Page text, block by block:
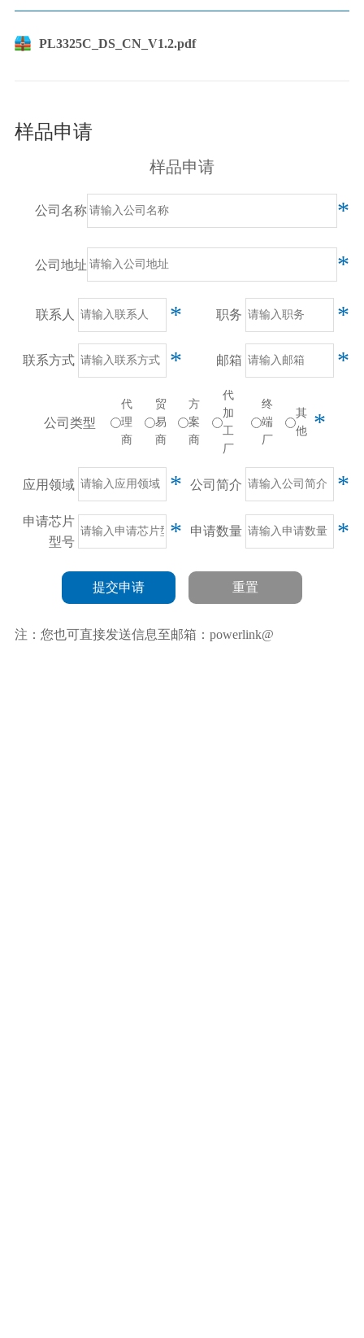
PL3325C_DS_CN_V1.2.pdf
样品申请
样品申请
公司名称 *
公司地址 *
联系人 * 职务 *
联系方式 * 邮箱 *
公司类型
代
理
商
贸
易
商
方
案
商
代
加
工
厂
终
端
厂
其
他
*
应用领域 * 公司简介 *
申请芯片
型号
* 申请数量 *
提交申请 重置
注：您也可直接发送信息至邮箱：powerlink@